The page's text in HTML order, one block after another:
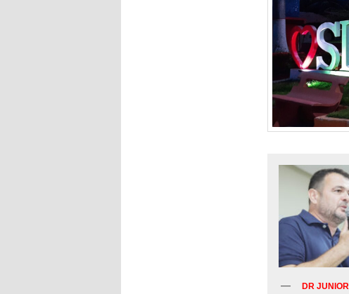
DR JUNIOR